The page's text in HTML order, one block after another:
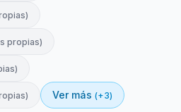
)
propias)
)
) Ver más (+3)